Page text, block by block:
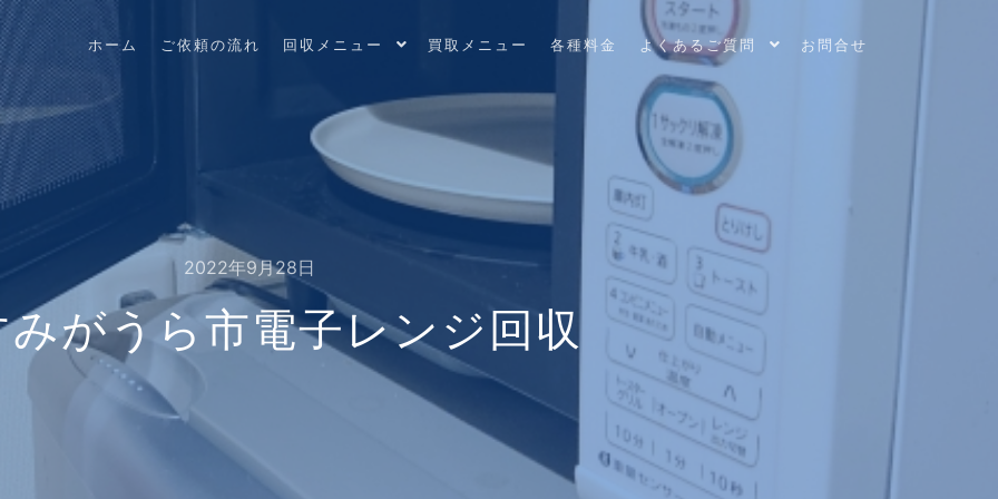
ホーム ご依頼の流れ 回収メニュー 買取メニュー 各種料金 よくあるご質問 お問合せ
2022年9月28日
がうら市電子レンジ回収